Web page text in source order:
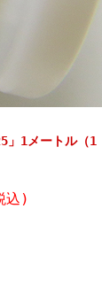
」1メートル（1
込)